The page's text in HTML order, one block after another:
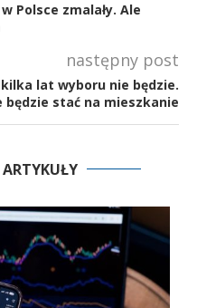
Polsce zmalały. Ale
następny post
lat wyboru nie będzie.
będzie stać na mieszkanie